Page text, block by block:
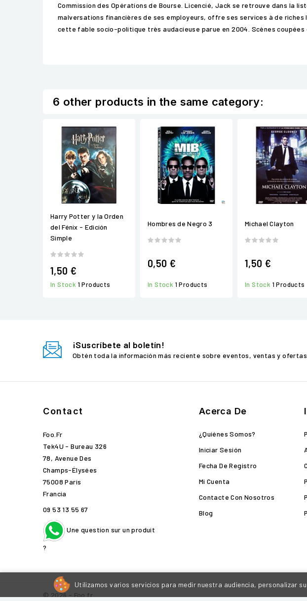
Commission des Opérations de Bourse. Licencié, Jack se retrouve dans la
malversations financières de ses employeurs, offre ses services à de
cette fable socio-politique très audacieuse parue en 2004. Scènes coupées
6 other products in the same category:
Harry Potter y la Orden
del Fénix - Edición
Simple
1,50 €
In Stock 1 Products
Hombres de Negro 3
0,50 €
In Stock 1 Products
Michael Clayton
1,50 €
In Stock 1 Products
¡Suscríbete al boletín!
Obtén toda la información más reciente sobre eventos, ventas y ofertas.
Contact
Foo.fr
Tek4U - Bureau 326
78, Avenue Des
Champs-Élysées
75008 Paris
Francia
09 53 13 55 67
Une question sur un produit
?
Acerca De
¿Quiénes Somos?
Iniciar Sesión
Fecha De Registro
Mi Cuenta
Contacte Con Nosotros
Blog
Utilizamos varios servicios para medir nuestra audiencia, personalizar
© 2026 - Foo.fr